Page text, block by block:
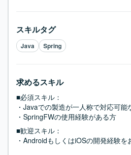
スキルタグ
Java Spring
求めるスキル
■必須スキル：
・Javaでの製造が一人称で対応可能
・SpringFWの使用経験がある方
■歓迎スキル：
・AndroidもしくはiOSの開発経験を